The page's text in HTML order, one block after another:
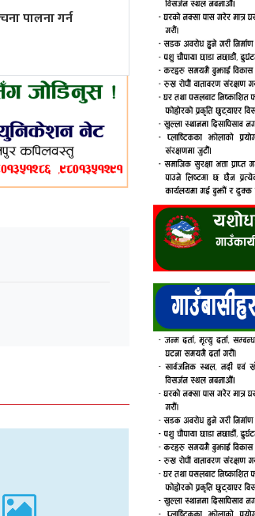
पालना गर्न